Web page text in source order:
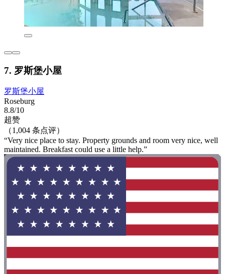
7. 罗斯堡小屋
罗斯堡小屋
Roseburg
8.8/10
超赞
（1,004 条点评）
“Very nice place to stay. Property grounds and room very nice, well
maintained. Breakfast could use a little help.”